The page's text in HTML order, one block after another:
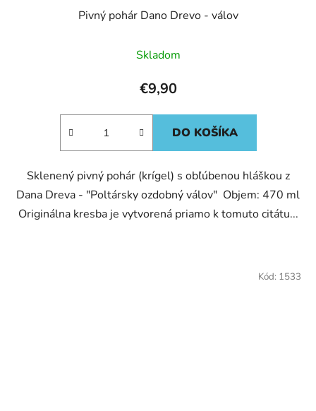
Pivný pohár Dano Drevo - válov
Skladom
€9,90
DO KOŠÍKA
Sklenený pivný pohár (krígel) s obľúbenou hláškou z
Dana Dreva - "Poltársky ozdobný válov" Objem: 470 ml
Originálna kresba je vytvorená priamo k tomuto citátu...
Kód: 1533